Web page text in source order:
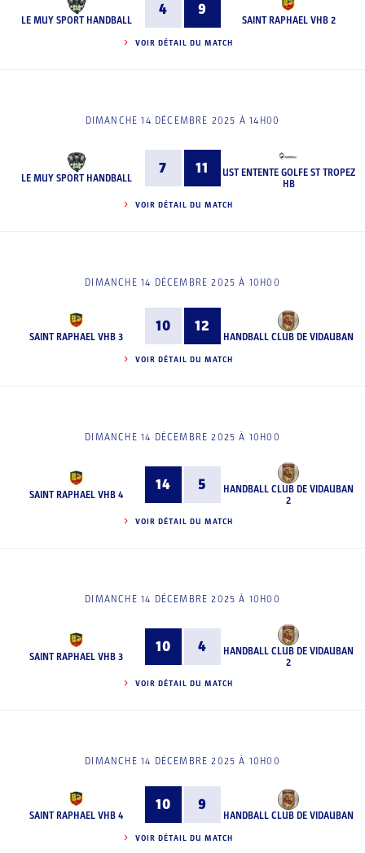
LE MUY SPORT HANDBALL
4 9
SAINT RAPHAEL VHB 2
VOIR DÉTAIL DU MATCH
DIMANCHE 14 DÉCEMBRE 2025 À 14H00
LE MUY SPORT HANDBALL
7 11
UST ENTENTE GOLFE ST TROPEZ
HB
VOIR DÉTAIL DU MATCH
DIMANCHE 14 DÉCEMBRE 2025 À 10H00
SAINT RAPHAEL VHB 3
10 12
HANDBALL CLUB DE VIDAUBAN
VOIR DÉTAIL DU MATCH
DIMANCHE 14 DÉCEMBRE 2025 À 10H00
SAINT RAPHAEL VHB 4
14 5
HANDBALL CLUB DE VIDAUBAN
2
VOIR DÉTAIL DU MATCH
DIMANCHE 14 DÉCEMBRE 2025 À 10H00
SAINT RAPHAEL VHB 3
10 4
HANDBALL CLUB DE VIDAUBAN
2
VOIR DÉTAIL DU MATCH
DIMANCHE 14 DÉCEMBRE 2025 À 10H00
SAINT RAPHAEL VHB 4
10 9
HANDBALL CLUB DE VIDAUBAN
VOIR DÉTAIL DU MATCH